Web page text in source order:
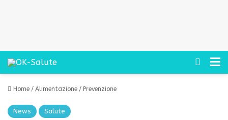
Cerca
Home / Alimentazione / Prevenzione
News Salute